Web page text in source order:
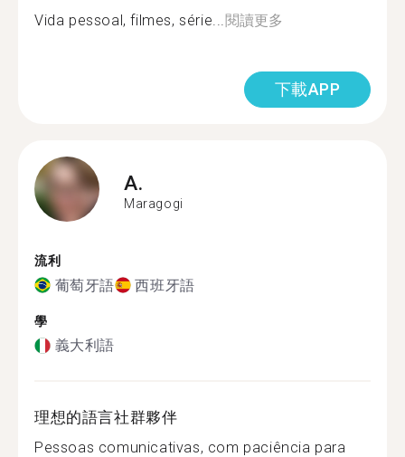
Vida pessoal, filmes, série...閱讀更多
下載APP
A.
Maragogi
流利
葡萄牙語 西班牙語
學
義大利語
理想的語言社群夥伴
Pessoas comunicativas, com paciência para